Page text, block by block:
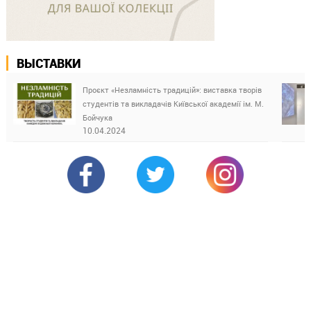
ВЫСТАВКИ
Проєкт «Незламність традицій»: виставка творів
студентів та викладачів Київської академії ім. М.
Бойчука
10.04.2024